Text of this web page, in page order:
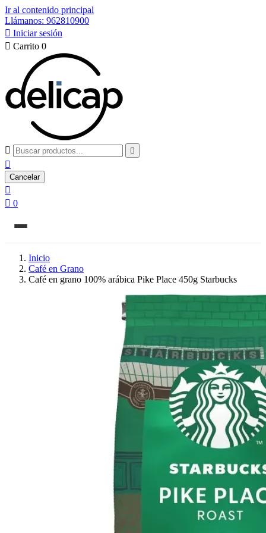
Ir al contenido principal
Llámanos: 962810900
 Iniciar sesión
 Carrito 0
 

Cancelar

 0
Inicio
Café en Grano
Café en grano 100% arábica Pike Place 450g Starbucks